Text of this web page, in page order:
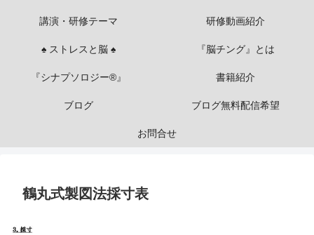
講演・研修テーマ 研修動画紹介
♠ ストレスと脳 ♠ 『脳チング』とは
『シナプソロジー®』 書籍紹介
ブログ ブログ無料配信希望
お問合せ
鶴丸式製図法採寸表